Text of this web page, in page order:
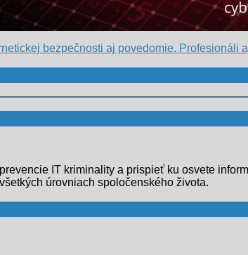
bezpečnosti aj povedomie.
IT kriminality a prispieť ku osvete
úrovniach spoločenského života.